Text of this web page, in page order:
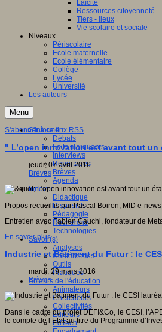
Laïcité
Ressources citoyenneté
Tiers - lieux
Vie scolaire et sociale
Niveaux
Périscolaire
Ecole maternelle
Ecole élémentaire
Collège
Lycée
Université
Les auteurs
Menu
S'informer
Débats
Faits marquants
Interviews
Reportages
Brèves
Agenda
Innover
Didactique
Dispositifs
Pédagogie
Recherche
Technologies
Savoir(s)
Analyses
Conférences
Outils
Pratiques
Acteurs de l'éducation
Animateurs
Chercheurs
Collectivités
Editeurs
EdTech
S'abonner à ce flux RSS
" L’open innovation est avant tout un
jeudi, 07 avril 2016
Brèves
Propos recueillis par Pascal Boiron, MID e-news
Entretien avec Fabien Cauchi, fondateur de
En savoir plus...
Industrie et Bâtiment du Futur : le
mardi, 29 mars 2016
Brèves
Dans le cadre du projet DEFI&Co, le CESI,
le compte de l’Etat au titre du Programme